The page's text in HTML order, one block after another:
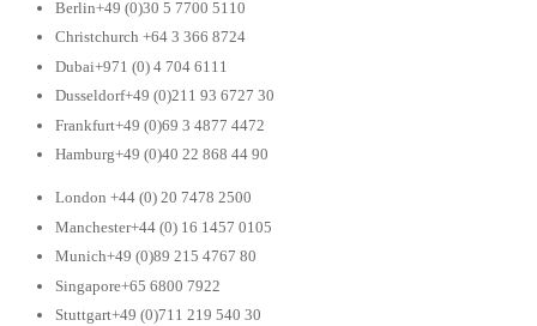
Berlin+49 (0)30 5 7700 5110
Christchurch +64 3 366 8724
Dubai+971 (0) 4 704 6111
Dusseldorf+49 (0)211 93 6727 30
Frankfurt+49 (0)69 3 4877 4472
Hamburg+49 (0)40 22 868 44 90
London +44 (0) 20 7478 2500
Manchester+44 (0) 16 1457 0105
Munich+49 (0)89 215 4767 80
Singapore+65 6800 7922
Stuttgart+49 (0)711 219 540 30